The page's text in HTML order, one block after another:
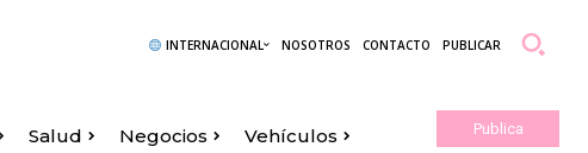
INTERNACIONAL NOSOTROS CONTACTO PUBLICAR
Salud Negocios Vehículos Publica